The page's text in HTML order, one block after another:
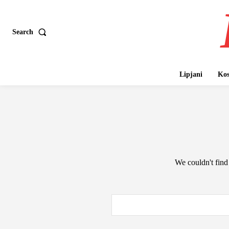
Search
Lipjani
We couldn't